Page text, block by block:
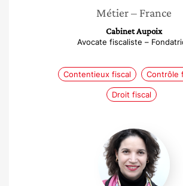
Métier– France
Cabinet Aupoix
Avocate fiscaliste –
Contentieux fiscal Contrôle
Droit fiscal
Claire
Azzabi